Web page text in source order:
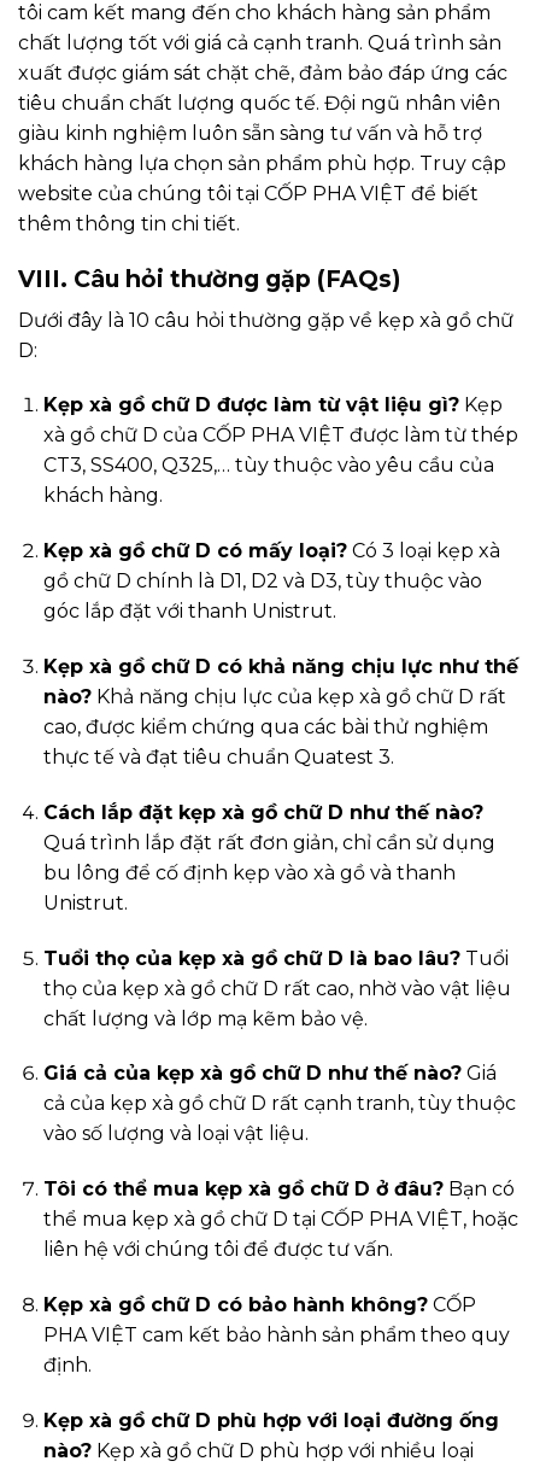
tôi cam kết mang đến cho khách hàng sản phẩm
chất lượng tốt với giá cả cạnh tranh. Quá trình sản
xuất được giám sát chặt chẽ, đảm bảo đáp ứng các
tiêu chuẩn chất lượng quốc tế. Đội ngũ nhân viên
giàu kinh nghiệm luôn sẵn sàng tư vấn và hỗ trợ
khách hàng lựa chọn sản phẩm phù hợp. Truy cập
website của chúng tôi tại CỐP PHA VIỆT để biết
thêm thông tin chi tiết.
VIII. Câu hỏi thường gặp (FAQs)
Dưới đây là 10 câu hỏi thường gặp về kẹp xà gồ chữ
D:
Kẹp xà gồ chữ D được làm từ vật liệu gì?Kẹp
xà gồ chữ D của CỐP PHA VIỆT được làm từ thép
CT3, SS400, Q325,… tùy thuộc vào yêu cầu của
khách hàng.
Kẹp xà gồ chữ D có mấy loại?Có 3 loại kẹp xà
gồ chữ D chính là D1, D2 và D3, tùy thuộc vào
góc lắp đặt với thanh Unistrut.
Kẹp xà gồ chữ D có khả năng chịu lực như thế
nào?Khả năng chịu lực của kẹp xà gồ chữ D rất
cao, được kiểm chứng qua các bài thử nghiệm
thực tế và đạt tiêu chuẩn Quatest 3.
Cách lắp đặt kẹp xà gồ chữ D như thế nào?
Quá trình lắp đặt rất đơn giản, chỉ cần sử dụng
bu lông để cố định kẹp vào xà gồ và thanh
Unistrut.
Tuổi thọ của kẹp xà gồ chữ D là bao lâu?Tuổi
thọ của kẹp xà gồ chữ D rất cao, nhờ vào vật liệu
chất lượng và lớp mạ kẽm bảo vệ.
Giá cả của kẹp xà gồ chữ D như thế nào?Giá
cả của kẹp xà gồ chữ D rất cạnh tranh, tùy thuộc
vào số lượng và loại vật liệu.
Tôi có thể mua kẹp xà gồ chữ D ở đâu?Bạn có
thể mua kẹp xà gồ chữ D tại CỐP PHA VIỆT, hoặc
liên hệ với chúng tôi để được tư vấn.
Kẹp xà gồ chữ D có bảo hành không?CỐP
PHA VIỆT cam kết bảo hành sản phẩm theo quy
định.
Kẹp xà gồ chữ D phù hợp với loại đường ống
nào?Kẹp xà gồ chữ D phù hợp với nhiều loại